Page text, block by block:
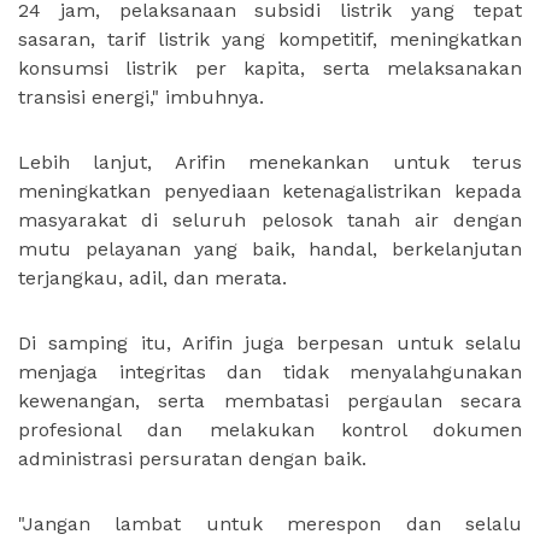
24 jam, pelaksanaan subsidi listrik yang tepat
sasaran, tarif listrik yang kompetitif, meningkatkan
konsumsi listrik per kapita, serta melaksanakan
transisi energi," imbuhnya.
Lebih lanjut, Arifin menekankan untuk terus
meningkatkan penyediaan ketenagalistrikan kepada
masyarakat di seluruh pelosok tanah air dengan
mutu pelayanan yang baik, handal, berkelanjutan
terjangkau, adil, dan merata.
Di samping itu, Arifin juga berpesan untuk selalu
menjaga integritas dan tidak menyalahgunakan
kewenangan, serta membatasi pergaulan secara
profesional dan melakukan kontrol dokumen
administrasi persuratan dengan baik.
"Jangan lambat untuk merespon dan selalu